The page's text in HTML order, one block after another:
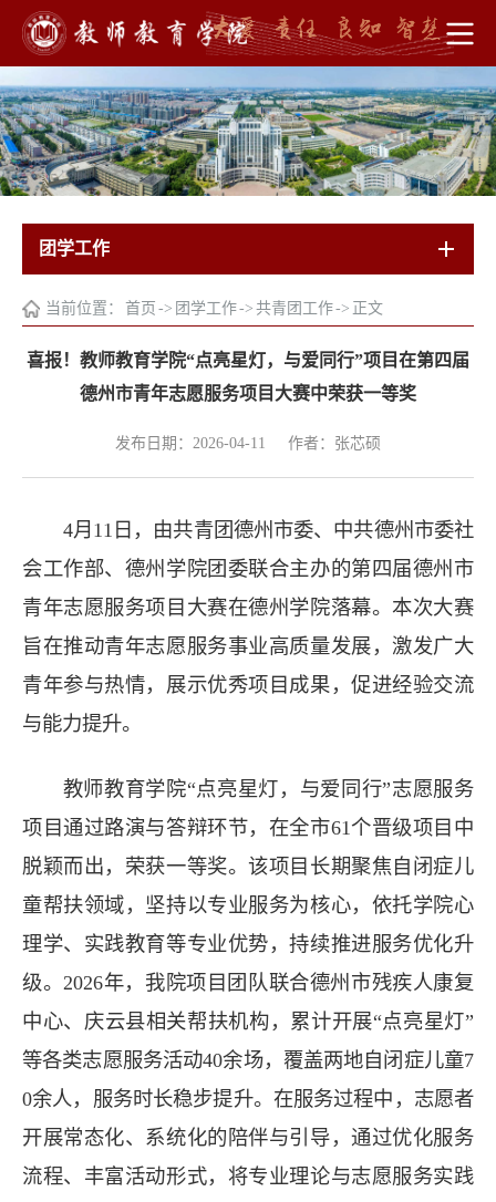
团学工作
当前位置： 首页 -> 团学工作-> 共青团工作-> 正文
喜报！教师教育学院“点亮星灯，与爱同行”项目在第四届
德州市青年志愿服务项目大赛中荣获一等奖
发布日期：2026-04-11 作者：张芯硕
4月11日，由共青团德州市委、中共德州市委社
会工作部、德州学院团委联合主办的第四届德州市
青年志愿服务项目大赛在德州学院落幕。本次大赛
旨在推动青年志愿服务事业高质量发展，激发广大
青年参与热情，展示优秀项目成果，促进经验交流
与能力提升。
教师教育学院“点亮星灯，与爱同行”志愿服务
项目通过路演与答辩环节，在全市61个晋级项目中
脱颖而出，荣获一等奖。该项目长期聚焦自闭症儿
童帮扶领域，坚持以专业服务为核心，依托学院心
理学、实践教育等专业优势，持续推进服务优化升
级。2026年，我院项目团队联合德州市残疾人康复
中心、庆云县相关帮扶机构，累计开展“点亮星灯”
等各类志愿服务活动40余场，覆盖两地自闭症儿童7
0余人，服务时长稳步提升。在服务过程中，志愿者
开展常态化、系统化的陪伴与引导，通过优化服务
流程、丰富活动形式，将专业理论与志愿服务实践